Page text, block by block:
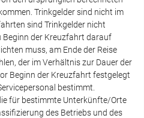
Trinkgelder sind nicht im
sind Trinkgelder nicht
Beginn der Kreuzfahrt darauf
muss, am Ende der Reise
der im Verhältnis zur Dauer der
Beginn der Kreuzfahrt festgelegt
bestimmt.
für bestimmte Unterkünfte/Orte
des Betriebs und des